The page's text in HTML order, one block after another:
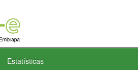
Estatísticas